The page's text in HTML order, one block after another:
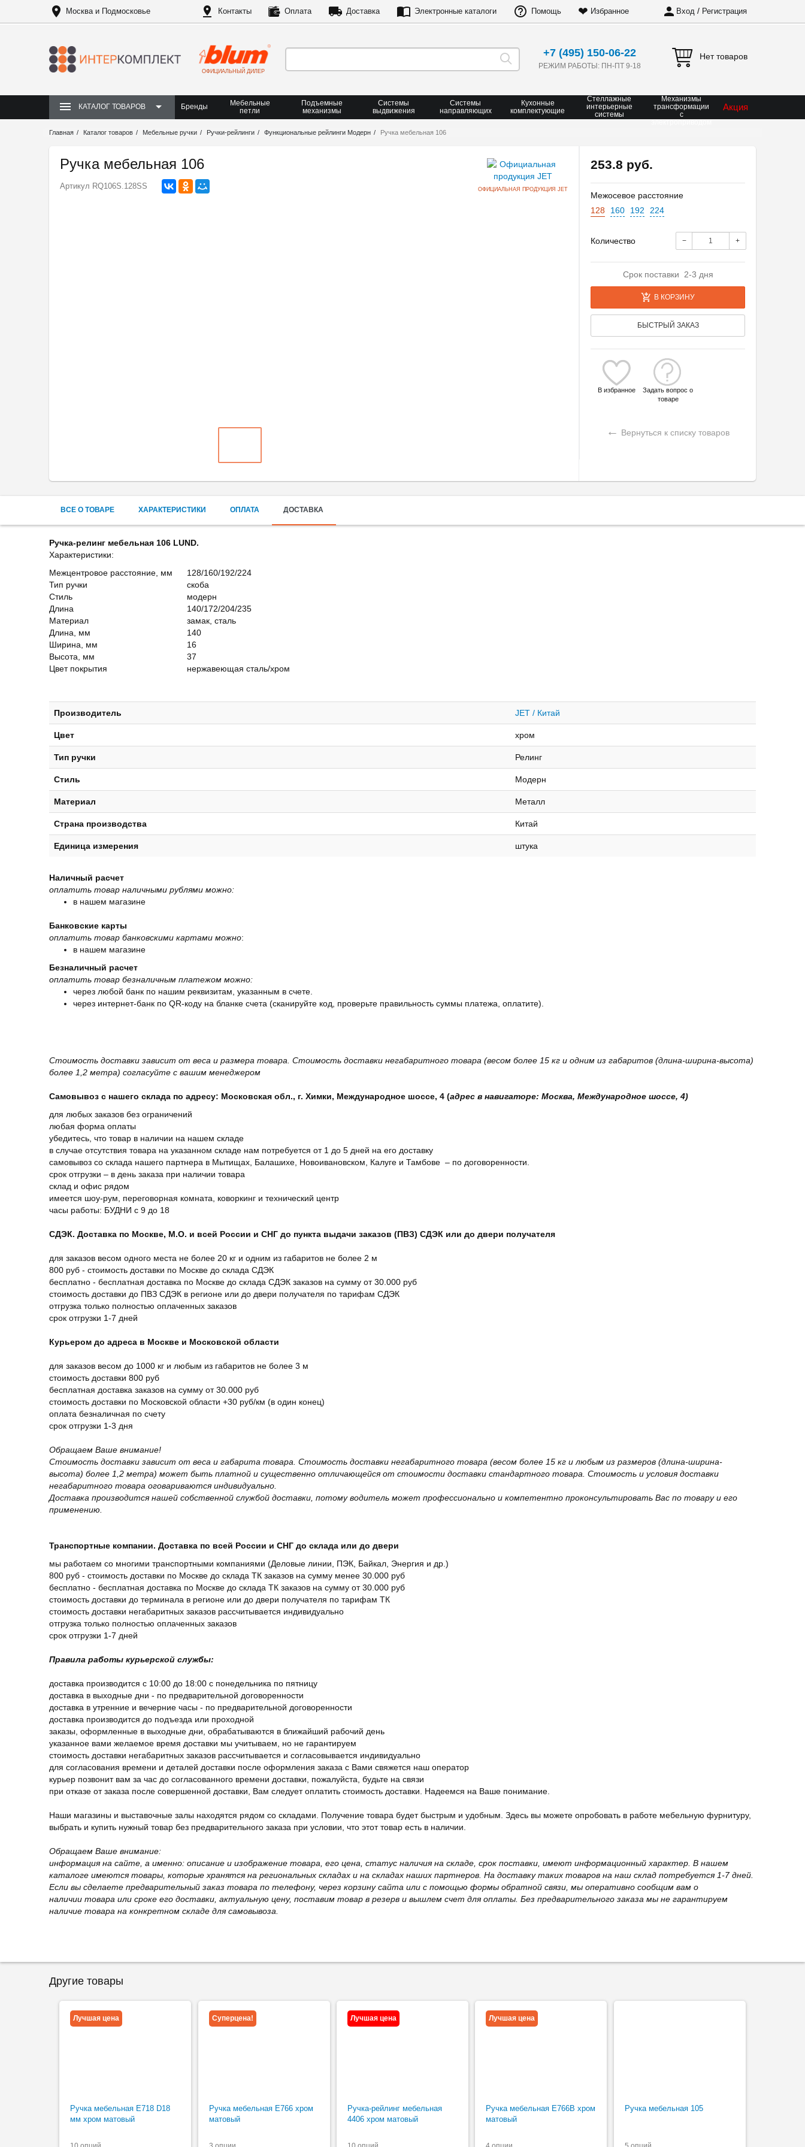
Москва и Подмосковье Контакты Оплата Доставка Электронные каталоги Помощь ❤ Избранное Вход / Регистрация
ОФИЦИАЛЬНЫЙ ДИЛЕР
+7 (495) 150-06-22
РЕЖИМ РАБОТЫ: ПН-ПТ 9-18
Нет товаров
КАТАЛОГ ТОВАРОВ Бренды
Мебельные
петли
Подъемные
механизмы
Системы
выдвижения
Системы
направляющих
Кухонные
комплектующие
Стеллажные
интерьерные
системы
Механизмы
трансформации
с
Акция
Главная Каталог товаров Мебельные ручки Ручки-рейлинги Функциональные рейлинги Модерн Ручка мебельная 106
Ручка мебельная 106
ОФИЦИАЛЬНАЯ ПРОДУКЦИЯ JET
Артикул RQ106S.128SS
253.8 руб.
Межосевое расстояние
128
160 192 224
Количество − +
Срок поставки 2-3 дня
В КОРЗИНУ
БЫСТРЫЙ ЗАКАЗ
В избранное
Задать вопрос о
товаре
← Вернуться к списку товаров
ВСЕ О ТОВАРЕ ХАРАКТЕРИСТИКИ ОПЛАТА ДОСТАВКА
Ручка-релинг мебельная 106 LUND.
Характеристики:
Межцентровое расстояние, мм 128/160/192/224
Тип ручки
скоба
Стиль
модерн
Длина
140/172/204/235
Материал
замак, сталь
Длина, мм
140
Ширина, мм
16
Высота, мм
37
Цвет покрытия
нержавеющая сталь/хром
Производитель JET / Китай
Цвет хром
Тип ручки Релинг
Стиль Модерн
Материал Металл
Страна производства Китай
Единица измерения штука
Наличный расчет
оплатить товар наличными рублями можно:
в нашем магазине
Банковские карты
оплатить товар банковскими картами можно:
в нашем магазине
Безналичный расчет
оплатить товар безналичным платежом можно:
через любой банк по нашим реквизитам, указанным в счете.
через интернет-банк по QR-коду на бланке счета (сканируйте код, проверьте правильность суммы платежа, оплатите).
Стоимость доставки зависит от веса и размера товара. Стоимость доставки негабаритного товара (весом более 15 кг и одним из габаритов (длина-ширина-высота)
более 1,2 метра) согласуйте с вашим менеджером
Самовывоз с нашего склада по адресу: Московская обл., г. Химки, Международное шоссе, 4 (адрес в навигаторе: Москва, Международное шоссе, 4)
для любых заказов без ограничений
любая форма оплаты
убедитесь, что товар в наличии на нашем складе
в случае отсутствия товара на указанном складе нам потребуется от 1 до 5 дней на его доставку
самовывоз со склада нашего партнера в Мытищах, Балашихе, Новоивановском, Калуге и Тамбове – по договоренности.
срок отгрузки – в день заказа при наличии товара
склад и офис рядом
имеется шоу-рум, переговорная комната, коворкинг и технический центр
часы работы: БУДНИ с 9 до 18
СДЭК. Доставка по Москве, М.О. и всей России и СНГ до пункта выдачи заказов (ПВЗ) СДЭК или до двери получателя
для заказов весом одного места не более 20 кг и одним из габаритов не более 2 м
800 руб - стоимость доставки по Москве до склада СДЭК
бесплатно - бесплатная доставка по Москве до склада СДЭК заказов на сумму от 30.000 руб
стоимость доставки до ПВЗ СДЭК в регионе или до двери получателя по тарифам СДЭК
отгрузка только полностью оплаченных заказов
срок отгрузки 1-7 дней
Курьером до адреса в Москве и Московской области
для заказов весом до 1000 кг и любым из габаритов не более 3 м
стоимость доставки 800 руб
бесплатная доставка заказов на сумму от 30.000 руб
стоимость доставки по Московской области +30 руб/км (в один конец)
оплата безналичная по счету
срок отгрузки 1-3 дня
Обращаем Ваше внимание!
Стоимость доставки зависит от веса и габарита товара. Стоимость доставки негабаритного товара (весом более 15 кг и любым из размеров (длина-ширина-
высота) более 1,2 метра) может быть платной и существенно отличающейся от стоимости доставки стандартного товара. Стоимость и условия доставки
негабаритного товара оговариваются индивидуально.
Доставка производится нашей собственной службой доставки, потому водитель может профессионально и компетентно проконсультировать Вас по товару и его
применению.
Транспортные компании. Доставка по всей России и СНГ до склада или до двери
мы работаем со многими транспортными компаниями (Деловые линии, ПЭК, Байкал, Энергия и др.)
800 руб - стоимость доставки по Москве до склада ТК заказов на сумму менее 30.000 руб
бесплатно - бесплатная доставка по Москве до склада ТК заказов на сумму от 30.000 руб
стоимость доставки до терминала в регионе или до двери получателя по тарифам ТК
стоимость доставки негабаритных заказов рассчитывается индивидуально
отгрузка только полностью оплаченных заказов
срок отгрузки 1-7 дней
Правила работы курьерской службы:
доставка производится с 10:00 до 18:00 с понедельника по пятницу
доставка в выходные дни - по предварительной договоренности
доставка в утренние и вечерние часы - по предварительной договоренности
доставка производится до подъезда или проходной
заказы, оформленные в выходные дни, обрабатываются в ближайший рабочий день
указанное вами желаемое время доставки мы учитываем, но не гарантируем
стоимость доставки негабаритных заказов рассчитывается и согласовывается индивидуально
для согласования времени и деталей доставки после оформления заказа с Вами свяжется наш оператор
курьер позвонит вам за час до согласованного времени доставки, пожалуйста, будьте на связи
при отказе от заказа после совершенной доставки, Вам следует оплатить стоимость доставки. Надеемся на Ваше понимание.
Наши магазины и выставочные залы находятся рядом со складами. Получение товара будет быстрым и удобным. Здесь вы можете опробовать в работе мебельную фурнитуру,
выбрать и купить нужный товар без предварительного заказа при условии, что этот товар есть в наличии.
Обращаем Ваше внимание:
информация на сайте, а именно: описание и изображение товара, его цена, статус наличия на складе, срок поставки, имеют информационный характер. В нашем
каталоге имеются товары, которые хранятся на региональных складах и на складах наших партнеров. На доставку таких товаров на наш склад потребуется 1-7 дней.
Если вы сделаете предварительный заказ товара по телефону, через корзину сайта или с помощью формы обратной связи, мы оперативно сообщим вам о
наличии товара или сроке его доставки, актуальную цену, поставим товар в резерв и вышлем счет для оплаты. Без предварительного заказа мы не гарантируем
наличие товара на конкретном складе для самовывоза.
Другие товары
Лучшая цена
Ручка мебельная Е718 D18
мм хром матовый
Суперцена!
Ручка мебельная Е766 хром
матовый
Лучшая цена
Ручка-рейлинг мебельная
4406 хром матовый
Лучшая цена
Ручка мебельная Е766B хром
матовый
Ручка мебельная 105